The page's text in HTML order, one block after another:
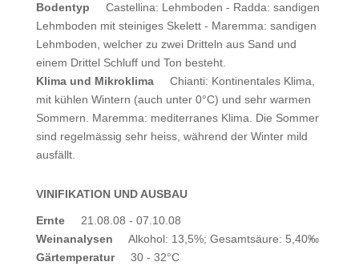
Bodentyp
Castellina: Lehmboden - Radda: sandigen
Lehmboden mit steiniges Skelett - Maremma: sandigen
Lehmboden, welcher zu zwei Dritteln aus Sand und
einem Drittel Schluff und Ton besteht.
Klima und Mikroklima
Chianti: Kontinentales Klima,
mit kühlen Wintern (auch unter 0°C) und sehr warmen
Sommern. Maremma: mediterranes Klima. Die Sommer
sind regelmässig sehr heiss, während der Winter mild
ausfällt.
VINIFIKATION UND AUSBAU
Ernte
21.08.08 - 07.10.08
Weinanalysen
Alkohol: 13,5%; Gesamtsäure: 5,40‰
Gärtemperatur
30 - 32°C